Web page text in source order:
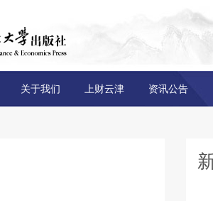
关于我们 上财云津 资讯公告